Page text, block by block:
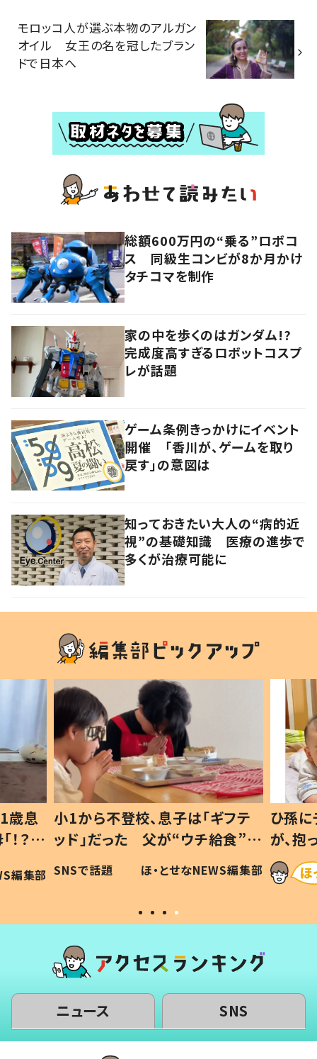
モロッコ人が選ぶ本物のアルガン
オイル 女王の名を冠したブラン
ドで日本へ
総額600万円の“乗る”ロボコ
ス 同級生コンビが8か月かけ
タチコマを制作
家の中を歩くのはガンダム!?
完成度高すぎるロボットコスプ
レが話題
ゲーム条例きっかけにイベント
開催 「香川が、ゲームを取り
戻す」の意図は
知っておきたい大人の“病的近
視”の基礎知識 医療の進歩で
多くが治療可能に
歳息
？」
編集部
小1から不登校、息子は「ギフテ
ッド」だった 父が“ウチ給食”を
作り続ける理由とは #令和の親
#令和の子
SNSで話題 ほ・とせなNEWS編集部
ひ孫
が、
「涙が
い」
ニュース SNS